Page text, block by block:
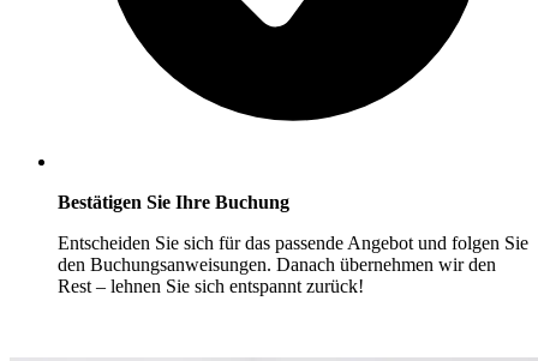
Bestätigen Sie Ihre Buchung
Entscheiden Sie sich für das passende Angebot und folgen Sie
den Buchungsanweisungen. Danach übernehmen wir den
Rest – lehnen Sie sich entspannt zurück!